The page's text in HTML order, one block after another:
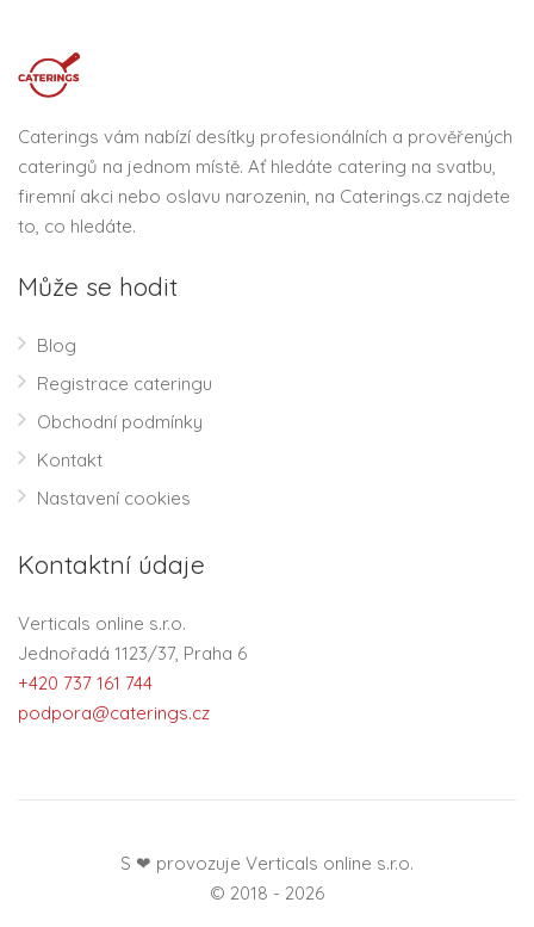
Caterings vám nabízí desítky profesionálních a prověřených
cateringů na jednom místě. Ať hledáte catering na svatbu,
firemní akci nebo oslavu narozenin, na Caterings.cz najdete
to, co hledáte.
Může se hodit
Blog
Registrace cateringu
Obchodní podmínky
Kontakt
Nastavení cookies
Kontaktní údaje
Verticals online s.r.o.
Jednořadá 1123/37, Praha 6
+420 737 161 744
podpora@caterings.cz
S ❤ provozuje Verticals online s.r.o.
© 2018 - 2026